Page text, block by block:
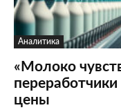
Аналитика
«Молоко
цены